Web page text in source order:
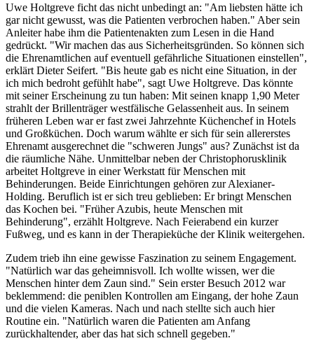
Uwe Holtgreve ficht das nicht unbedingt an: "Am liebsten hätte ich
gar nicht gewusst, was die Patienten verbrochen haben." Aber sein
Anleiter habe ihm die Patientenakten zum Lesen in die Hand
gedrückt. "Wir machen das aus Sicherheitsgründen. So können sich
die Ehrenamtlichen auf eventuell gefährliche Situationen einstellen",
erklärt Dieter Seifert. "Bis heute gab es nicht eine Situation, in der
ich mich bedroht gefühlt habe", sagt Uwe Holtgreve. Das könnte
mit seiner Erscheinung zu tun haben: Mit seinen knapp 1,90 Meter
strahlt der Brillenträger westfälische Gelassenheit aus. In seinem
früheren Leben war er fast zwei Jahrzehnte Küchenchef in Hotels
und Großküchen. Doch warum wählte er sich für sein allererstes
Ehrenamt ausgerechnet die "schweren Jungs" aus? Zunächst ist da
die räumliche Nähe. Unmittelbar neben der Christophorusklinik
arbeitet Holtgreve in einer Werkstatt für Menschen mit
Behinderungen. Beide Einrichtungen gehören zur Alexianer-
Holding. Beruflich ist er sich treu geblieben: Er bringt Menschen
das Kochen bei. "Früher Azubis, heute Menschen mit
Behinderung", erzählt Holtgreve. Nach Feierabend ein kurzer
Fußweg, und es kann in der Therapieküche der Klinik weitergehen.
Zudem trieb ihn eine gewisse Faszination zu seinem Engagement.
"Natürlich war das geheimnisvoll. Ich wollte wissen, wer die
Menschen hinter dem Zaun sind." Sein erster Besuch 2012 war
beklemmend: die peniblen Kontrollen am Eingang, der hohe Zaun
und die vielen Kameras. Nach und nach stellte sich auch hier
Routine ein. "Natürlich waren die Patienten am Anfang
zurückhaltender, aber das hat sich schnell gegeben."